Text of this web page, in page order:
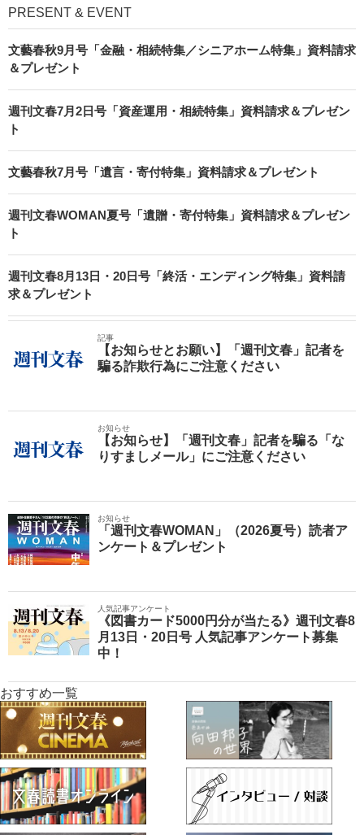
PRESENT & EVENT
文藝春秋9月号「金融・相続特集／シニアホーム特集」資料請求
＆プレゼント
週刊文春7月2日号「資産運用・相続特集」資料請求＆プレゼン
ト
文藝春秋7月号「遺言・寄付特集」資料請求＆プレゼント
週刊文春WOMAN夏号「遺贈・寄付特集」資料請求＆プレゼン
ト
週刊文春8月13日・20日号「終活・エンディング特集」資料請
求＆プレゼント
記事
【お知らせとお願い】「週刊文春」記者を
騙る詐欺行為にご注意ください
お知らせ
【お知らせ】「週刊文春」記者を騙る「な
りすましメール」にご注意ください
お知らせ
「週刊文春WOMAN」（2026夏号）読者ア
ンケート＆プレゼント
人気記事アンケート
《図書カード5000円分が当たる》週刊文春8
月13日・20日号 人気記事アンケート募集
中！
おすすめ一覧